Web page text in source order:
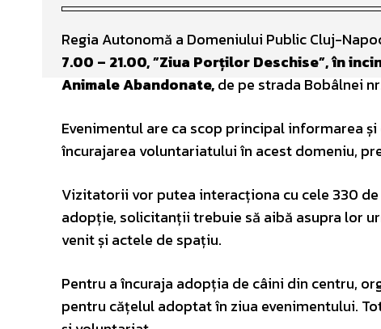
Regia Autonomă a Domeniului Public Cluj-
7.00 – 21.00, ”Ziua Porților Deschise”, în
Animale Abandonate,de pe strada Bobâlnei
Evenimentul are ca scop principal informarea
încurajarea voluntariatului în acest domeniu,
Vizitatorii vor putea interacționa cu cele 330
adopție, solicitanții trebuie să aibă asupra lor
venit și actele de spațiu.
Pentru a încuraja adopția de câini din centru,
pentru cățelul adoptat în ziua evenimentului.